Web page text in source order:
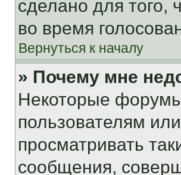
сделано для того,
во время
Вернуться к началу
» Почему мне
Некоторые
пользователям
просматривать
сообщения,